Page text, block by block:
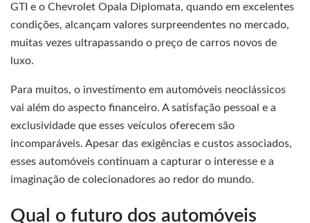
GTI e o Chevrolet Opala Diplomata, quando em excelentes
condições, alcançam valores surpreendentes no mercado,
muitas vezes ultrapassando o preço de carros novos de
luxo.
Para muitos, o investimento em automóveis neoclássicos
vai além do aspecto financeiro. A satisfação pessoal e a
exclusividade que esses veículos oferecem são
incomparáveis. Apesar das exigências e custos associados,
esses automóveis continuam a capturar o interesse e a
imaginação de colecionadores ao redor do mundo.
Qual o futuro dos automóveis